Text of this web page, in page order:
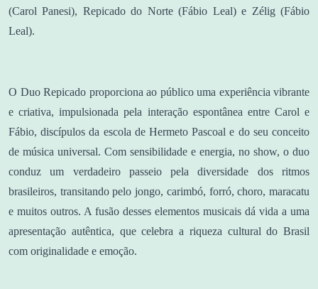
(Carol Panesi), Repicado do Norte (Fábio Leal) e Zélig (Fábio
Leal).
O Duo Repicado proporciona ao público uma experiência vibrante
e criativa, impulsionada pela interação espontânea entre Carol e
Fábio, discípulos da escola de Hermeto Pascoal e do seu conceito
de música universal. Com sensibilidade e energia, no show, o duo
conduz um verdadeiro passeio pela diversidade dos ritmos
brasileiros, transitando pelo jongo, carimbó, forró, choro, maracatu
e muitos outros. A fusão desses elementos musicais dá vida a uma
apresentação autêntica, que celebra a riqueza cultural do Brasil
com originalidade e emoção.